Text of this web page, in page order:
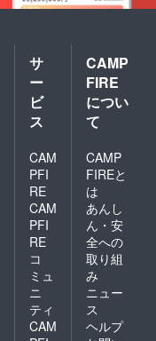
サ
ー
ビ
ス
CAM
PFI
RE
CAM
PFI
RE
コ
ミュ
ニ
ティ
CAM
CAMP
FIRE
につい
て
CAMP
FIREと
は
あんし
ん・安
全への
取り組
み
ニュー
ス
ヘルプ